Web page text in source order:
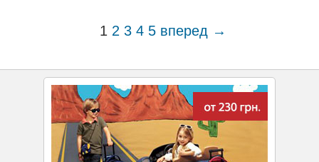
1 2 3 4 5 вперед